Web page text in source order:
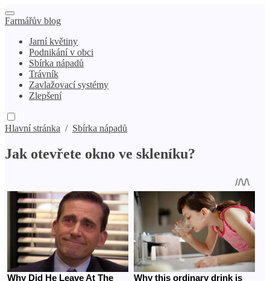
Farmářův blog
Jarní květiny
Podnikání v obci
Sbírka nápadů
Trávník
Zavlažovací systémy
Zlepšení
Hlavní stránka / Sbírka nápadů
Jak otevřete okno ve skleníku?